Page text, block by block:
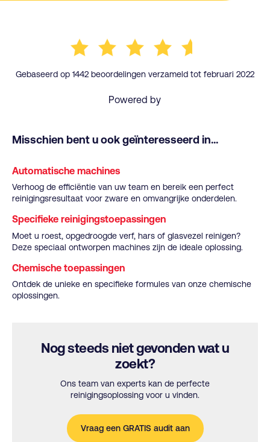
Gebaseerd op 1442 beoordelingen verzameld tot februari 2022
Powered by
Misschien bent u ook geïnteresseerd in...
Automatische machines
Verhoog de efficiëntie van uw team en bereik een perfect
reinigingsresultaat voor zware en omvangrijke onderdelen.
Specifieke reinigingstoepassingen
Moet u roest, opgedroogde verf, hars of glasvezel reinigen?
Deze speciaal ontworpen machines zijn de ideale oplossing.
Chemische toepassingen
Ontdek de unieke en specifieke formules van onze chemische
oplossingen.
Nog steeds niet gevonden wat u
zoekt?
Ons team van experts kan de perfecte
reinigingsoplossing voor u vinden.
Vraag een GRATIS audit aan